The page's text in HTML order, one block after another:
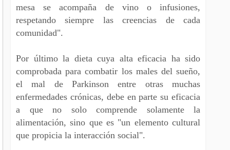
mesa se acompaña de vino o infusiones,
respetando siempre las creencias de cada
comunidad".
Por último la dieta cuya alta eficacia ha sido
comprobada para combatir los males del sueño,
el mal de Parkinson entre otras muchas
enfermedades crónicas, debe en parte su eficacia
a que no solo comprende solamente la
alimentación, sino que es "un elemento cultural
que propicia la interacción social".